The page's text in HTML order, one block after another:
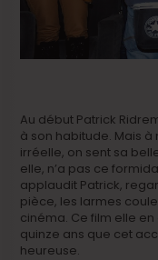
Au début Patrick
à son habitude. Mais
irréelle, on sent sa
elle, n’a pas ce
applaudit Patrick,
pièce, les larmes
cinéma. Ce film elle
quinze ans que cet
heureuse.